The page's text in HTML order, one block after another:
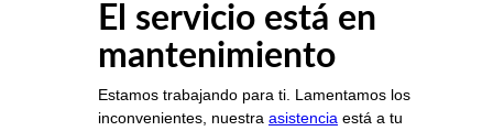
El servicio está en
mantenimiento
Estamos trabajando para ti. Lamentamos los
inconvenientes, nuestra asistencia está a tu